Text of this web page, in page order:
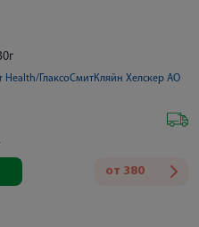
Health/ГлаксоСмитКляйн Хелскер АО
от 380